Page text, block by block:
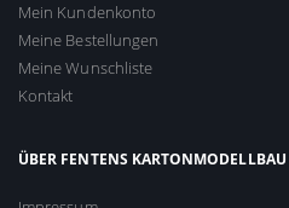
Mein Kundenkonto
Meine Bestellungen
Meine Wunschliste
Kontakt
ÜBER FENTENS KARTONMODELLBAU